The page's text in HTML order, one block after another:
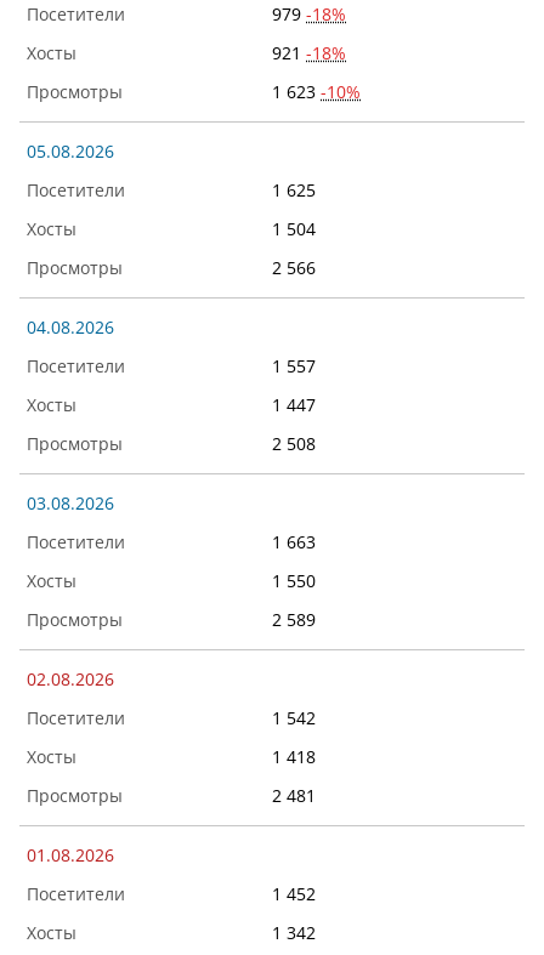
979 -18%
921 -18%
1 623 -10%
05.08.2026
1 625
1 504
2 566
04.08.2026
1 557
1 447
2 508
03.08.2026
1 663
1 550
2 589
02.08.2026
1 542
1 418
2 481
01.08.2026
1 452
1 342